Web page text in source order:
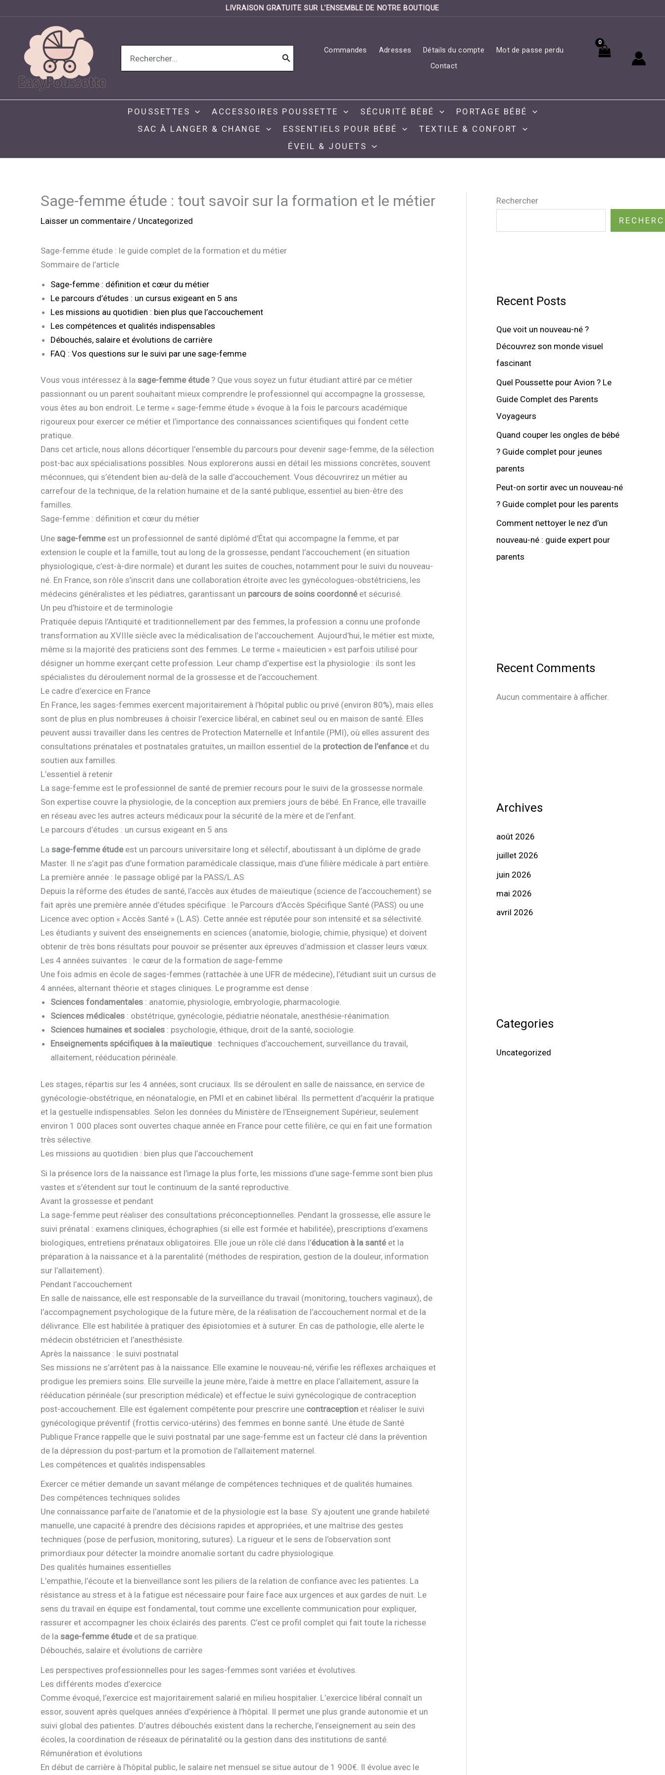
LIVRAISON GRATUITE SUR L'ENSEMBLE DE NOTRE BOUTIQUE
contenu
Search
for:
Commandes Adresses Détails du compte
Mot de passe perdu
Contact
POUSSETTES ACCESSOIRES POUSSETTE SÉCURITÉ BÉBÉ
PORTAGE BÉBÉ
SAC À LANGER & CHANGE
ESSENTIELS POUR BÉBÉ
TEXTILE & CONFORT
ÉVEIL & JOUETS
Sage-femme étude : tout savoir sur la formation et le métier
Laisser un commentaire / Uncategorized
Sage-femme étude : le guide complet de la formation et du métier
Sommaire de l’article
Sage-femme : définition et cœur du métier
Le parcours d’études : un cursus exigeant en 5 ans
Les missions au quotidien : bien plus que l’accouchement
Les compétences et qualités indispensables
Débouchés, salaire et évolutions de carrière
FAQ : Vos questions sur le suivi par une sage-femme
Vous vous intéressez à la sage-femme étude? Que vous soyez un futur étudiant attiré par ce métier
passionnant ou un parent souhaitant mieux comprendre le professionnel qui accompagne la grossesse,
vous êtes au bon endroit. Le terme « sage-femme étude » évoque à la fois le parcours académique
rigoureux pour exercer ce métier et l’importance des connaissances scientifiques qui fondent cette
pratique.
Dans cet article, nous allons décortiquer l’ensemble du parcours pour devenir sage-femme, de la sélection
post-bac aux spécialisations possibles. Nous explorerons aussi en détail les missions concrètes, souvent
méconnues, qui s’étendent bien au-delà de la salle d’accouchement. Vous découvrirez un métier au
carrefour de la technique, de la relation humaine et de la santé publique, essentiel au bien-être des
familles.
Sage-femme : définition et cœur du métier
Une sage-femmeest un professionnel de santé diplômé d’État qui accompagne la femme, et par
extension le couple et la famille, tout au long de la grossesse, pendant l’accouchement (en situation
physiologique, c’est-à-dire normale) et durant les suites de couches, notamment pour le suivi du nouveau-
né. En France, son rôle s’inscrit dans une collaboration étroite avec les gynécologues-obstétriciens, les
médecins généralistes et les pédiatres, garantissant un parcours de soins coordonnéet sécurisé.
Un peu d’histoire et de terminologie
Pratiquée depuis l’Antiquité et traditionnellement par des femmes, la profession a connu une profonde
transformation au XVIIIe siècle avec la médicalisation de l’accouchement. Aujourd’hui, le métier est mixte,
même si la majorité des praticiens sont des femmes. Le terme « maïeuticien » est parfois utilisé pour
désigner un homme exerçant cette profession. Leur champ d’expertise est la physiologie : ils sont les
spécialistes du déroulement normal de la grossesse et de l’accouchement.
Le cadre d’exercice en France
En France, les sages-femmes exercent majoritairement à l’hôpital public ou privé (environ 80%), mais elles
sont de plus en plus nombreuses à choisir l’exercice libéral, en cabinet seul ou en maison de santé. Elles
peuvent aussi travailler dans les centres de Protection Maternelle et Infantile (PMI), où elles assurent des
consultations prénatales et postnatales gratuites, un maillon essentiel de la protection de l’enfanceet du
soutien aux familles.
L’essentiel à retenir
La sage-femme est le professionnel de santé de premier recours pour le suivi de la grossesse normale.
Son expertise couvre la physiologie, de la conception aux premiers jours de bébé. En France, elle travaille
en réseau avec les autres acteurs médicaux pour la sécurité de la mère et de l’enfant.
Le parcours d’études : un cursus exigeant en 5 ans
La sage-femme étudeest un parcours universitaire long et sélectif, aboutissant à un diplôme de grade
Master. Il ne s’agit pas d’une formation paramédicale classique, mais d’une filière médicale à part entière.
La première année : le passage obligé par la PASS/L.AS
Depuis la réforme des études de santé, l’accès aux études de maïeutique (science de l’accouchement) se
fait après une première année d’études spécifique : le Parcours d’Accès Spécifique Santé (PASS) ou une
Licence avec option « Accès Santé » (L.AS). Cette année est réputée pour son intensité et sa sélectivité.
Les étudiants y suivent des enseignements en sciences (anatomie, biologie, chimie, physique) et doivent
obtenir de très bons résultats pour pouvoir se présenter aux épreuves d’admission et classer leurs vœux.
Les 4 années suivantes : le cœur de la formation de sage-femme
Une fois admis en école de sages-femmes (rattachée à une UFR de médecine), l’étudiant suit un cursus de
4 années, alternant théorie et stages cliniques. Le programme est dense :
Sciences fondamentales : anatomie, physiologie, embryologie, pharmacologie.
Sciences médicales : obstétrique, gynécologie, pédiatrie néonatale, anesthésie-réanimation.
Sciences humaines et sociales : psychologie, éthique, droit de la santé, sociologie.
Enseignements spécifiques à la maïeutique: techniques d’accouchement, surveillance du travail,
allaitement, rééducation périnéale.
Les stages, répartis sur les 4 années, sont cruciaux. Ils se déroulent en salle de naissance, en service de
gynécologie-obstétrique, en néonatalogie, en PMI et en cabinet libéral. Ils permettent d’acquérir la pratique
et la gestuelle indispensables. Selon les données du Ministère de l’Enseignement Supérieur, seulement
environ 1 000 places sont ouvertes chaque année en France pour cette filière, ce qui en fait une formation
très sélective.
Les missions au quotidien : bien plus que l’accouchement
Si la présence lors de la naissance est l’image la plus forte, les missions d’une sage-femme sont bien plus
vastes et s’étendent sur tout le continuum de la santé reproductive.
Avant la grossesse et pendant
La sage-femme peut réaliser des consultations préconceptionnelles. Pendant la grossesse, elle assure le
suivi prénatal : examens cliniques, échographies (si elle est formée et habilitée), prescriptions d’examens
biologiques, entretiens prénataux obligatoires. Elle joue un rôle clé dans l’éducation à la santéet la
préparation à la naissance et à la parentalité (méthodes de respiration, gestion de la douleur, information
sur l’allaitement).
Pendant l’accouchement
En salle de naissance, elle est responsable de la surveillance du travail (monitoring, touchers vaginaux), de
l’accompagnement psychologique de la future mère, de la réalisation de l’accouchement normal et de la
délivrance. Elle est habilitée à pratiquer des épisiotomies et à suturer. En cas de pathologie, elle alerte le
médecin obstétricien et l’anesthésiste.
Après la naissance : le suivi postnatal
Ses missions ne s’arrêtent pas à la naissance. Elle examine le nouveau-né, vérifie les réflexes archaïques et
prodigue les premiers soins. Elle surveille la jeune mère, l’aide à mettre en place l’allaitement, assure la
rééducation périnéale (sur prescription médicale) et effectue le suivi gynécologique de contraception
post-accouchement. Elle est également compétente pour prescrire une contraception et réaliser le suivi
gynécologique préventif (frottis cervico-utérins) des femmes en bonne santé. Une étude de Santé
Publique France rappelle que le suivi postnatal par une sage-femme est un facteur clé dans la prévention
de la dépression du post-partum et la promotion de l’allaitement maternel.
Les compétences et qualités indispensables
Exercer ce métier demande un savant mélange de compétences techniques et de qualités humaines.
Des compétences techniques solides
Une connaissance parfaite de l’anatomie et de la physiologie est la base. S’y ajoutent une grande habileté
manuelle, une capacité à prendre des décisions rapides et appropriées, et une maîtrise des gestes
techniques (pose de perfusion, monitoring, sutures). La rigueur et le sens de l’observation sont
primordiaux pour détecter la moindre anomalie sortant du cadre physiologique.
Des qualités humaines essentielles
L’empathie, l’écoute et la bienveillance sont les piliers de la relation de confiance avec les patientes. La
résistance au stress et à la fatigue est nécessaire pour faire face aux urgences et aux gardes de nuit. Le
sens du travail en équipe est fondamental, tout comme une excellente communication pour expliquer,
rassurer et accompagner les choix éclairés des parents. C’est ce profil complet qui fait toute la richesse
de la sage-femme étudeet de sa pratique.
Débouchés, salaire et évolutions de carrière
Les perspectives professionnelles pour les sages-femmes sont variées et évolutives.
Les différents modes d’exercice
Comme évoqué, l’exercice est majoritairement salarié en milieu hospitalier. L’exercice libéral connaît un
essor, souvent après quelques années d’expérience à l’hôpital. Il permet une plus grande autonomie et un
suivi global des patientes. D’autres débouchés existent dans la recherche, l’enseignement au sein des
écoles, la coordination de réseaux de périnatalité ou la gestion dans des institutions de santé.
Rémunération et évolutions
En début de carrière à l’hôpital public, le salaire net mensuel se situe autour de 1 900€. Il évolue avec le
Rechercher
Recent Posts
Que voit un nouveau-né ?
Découvrez son monde visuel
fascinant
Quel Poussette pour Avion ? Le
Guide Complet des Parents
Voyageurs
Quand couper les ongles de bébé
? Guide complet pour jeunes
parents
Peut-on sortir avec un nouveau-né
? Guide complet pour les parents
Comment nettoyer le nez d’un
nouveau-né : guide expert pour
parents
Recent Comments
Aucun commentaire à afficher.
Archives
août 2026
juillet 2026
juin 2026
mai 2026
avril 2026
Categories
Uncategorized